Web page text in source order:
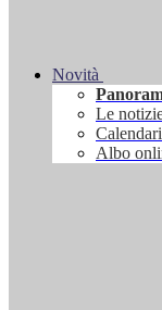
Novità
Le
Albo